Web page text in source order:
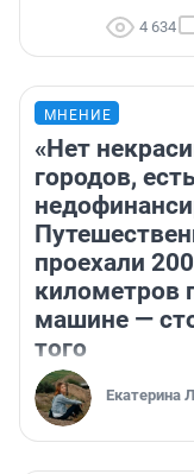
4 634
МНЕНИЕ
«Нет
городов,
проехали
километров
машине —
того
Екатерина